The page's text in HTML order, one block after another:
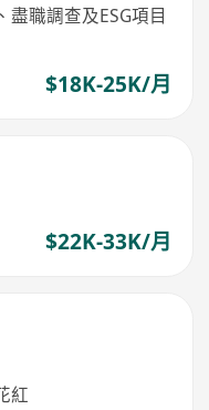
職調查及ESG項目
$18K-25K/月
$22K-33K/月
紅